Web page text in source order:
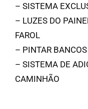
– SISTEMA
– LUZES DO
FAROL
– PINTAR
– SISTEMA DE
CAMINHÃO